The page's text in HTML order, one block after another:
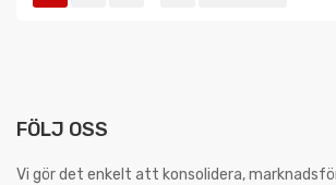
FÖLJ OSS
Vi gör det enkelt att konsolidera,